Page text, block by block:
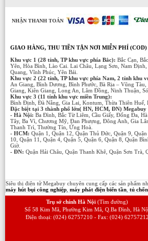
NHẬN THANH TOÁN
GIAO HÀNG, THU TIỀN TẬN NƠI MIỄN PHÍ
Khu vực 1 (28 tỉnh, TP khu vực phía Bắc): Bắc Cạn,
Yên, Hòa Bình, Lào Cai. Lai Châu, Lạng Sơn, Nam
Quang, Vĩnh Phúc, Yên Bái.
Khu vực 2 (22 tỉnh, TP khu vực phía Nam, 2 tỉnh khu
An Giang, Bình Dương, Bình Phước, Bà Rịa – Vũng
Giang, Kiên Giang, Long An, Lâm Đồng, Ninh Thuận,
Khu vực 3 (11 tỉnh khu vực miền Trung):
Bình Định, Đà Nẵng, Gia Lai, Kontum, Thừa Thiên Huế,
Đặc biệt tại 3 thành phố lớn( HN, HCM, ĐN)
- Hà Nội: Ba Đình, Bắc Từ Liêm, Cầu Giấy, Đống Đa,
Tây, Ba Vì, Chương Mỹ, Đan Phượng, Đông Anh, Gia
Thanh Trì, Thường Tín, Ứng Hoà.
- HCM: Quận 1, Quận 12, Quận Thủ Đức, Quận 9,
10, Quận 11, Quận 4, Quận 5, Quận 6, Quận 8, Quận
Giờ.
- ĐN: Quận Hải Châu, Quận Thanh Khê, Quận Sơn Trà,
Siêu thị điện tử Megabuy chuyên cung cấp các sản phẩm
máy hút bụi công nghiệp máy phát điện biến tần tủ
Trụ sở chính Hà Nội (Tìm đường)
Số 58 Kim Mã, Phường Kim Mã, Q.Ba Đình, Hà
Điện thoại: (024) 62757210 - Fax: (024) 62757212